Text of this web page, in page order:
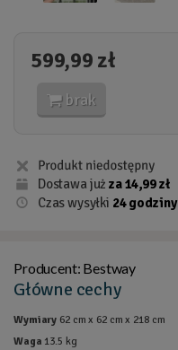
599,99 zł
brak
Dostawa jużza 14,99 zł
Czas wysyłki 24 godziny
Producent: Bestway
Główne cechy
Wymiary 62 cm x 62 cm x 218 cm
Waga 13.5 kg